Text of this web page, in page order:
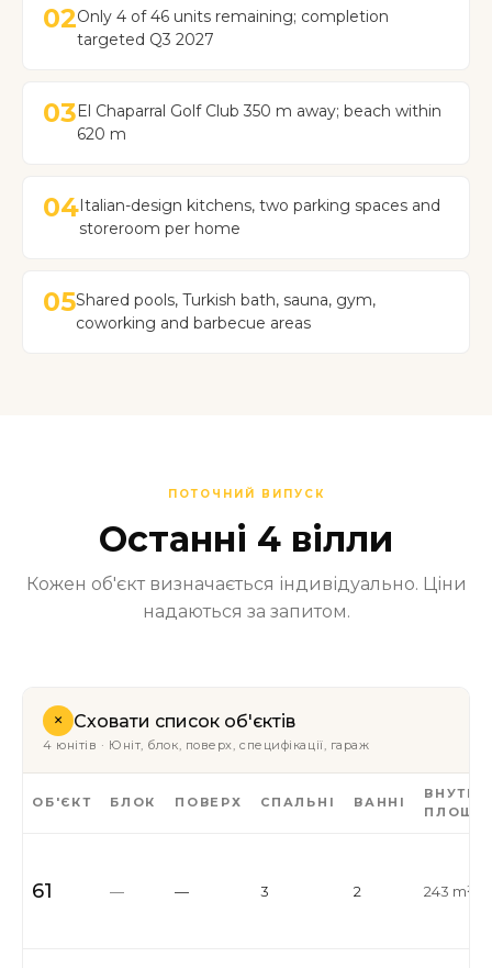
02Only 4 of 46 units remaining; completion
targeted Q3 2027
03El Chaparral Golf Club 350 m away; beach within
620 m
04Italian-design kitchens, two parking spaces and
storeroom per home
05Shared pools, Turkish bath, sauna, gym,
coworking and barbecue areas
ПОТОЧНИЙ ВИПУСК
Останні 4 вілли
Кожен об'єкт визначається індивідуально. Ціни
надаються за запитом.
+Сховати список об'єктів
4 юнітів · Юніт, блок, поверх, специфікації, гараж
ОБ'ЄКТ БЛОК ПОВЕРХ СПАЛЬНІ ВАННІ
ПЛОЩА
61 — — 3 2 243 m²